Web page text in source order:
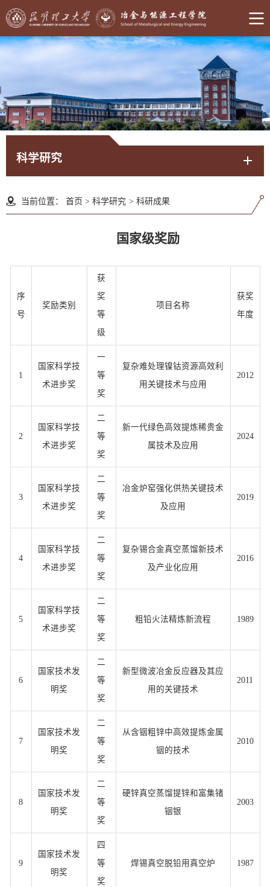
科学研究
当前位置： 首页 > 科学研究 > 科研成果
国家级奖励
序
号
奖励类别
获
奖
等
级
项目名称
获奖
年度
1
国家科学技
术进步奖
一
等
奖
复杂难处理镍钴资源高效利
用关键技术与应用
2012
2
国家科学技
术进步奖
二
等
奖
新一代绿色高效提炼稀贵金
属技术及应用
2024
3
国家科学技
术进步奖
二
等
奖
冶金炉窑强化供热关键技术
及应用
2019
4
国家科学技
术进步奖
二
等
奖
复杂锡合金真空蒸馏新技术
及产业化应用
2016
5
国家科学技
术进步奖
二
等
奖
粗铅火法精炼新流程 1989
6
国家技术发
明奖
二
等
奖
新型微波冶金反应器及其应
用的关键技术
2011
7
国家技术发
明奖
二
等
奖
从含铟粗锌中高效提炼金属
铟的技术
2010
8
国家技术发
明奖
二
等
奖
硬锌真空蒸馏提锌和富集锗
铟银
2003
9
国家技术发
明奖
四
等
奖
焊锡真空脱铅用真空炉 1987